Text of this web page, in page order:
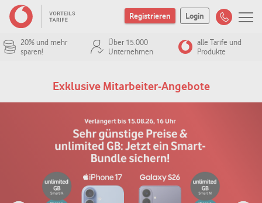
Registrieren Login
20% und mehr
sparen!
Über 15.000
Unternehmen
alle Tarife und
Produkte
Exklusive Mitarbeiter-Angebote